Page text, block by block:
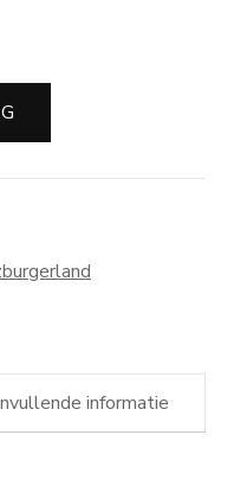
informatie